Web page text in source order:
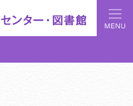
ご案内しています。
ト